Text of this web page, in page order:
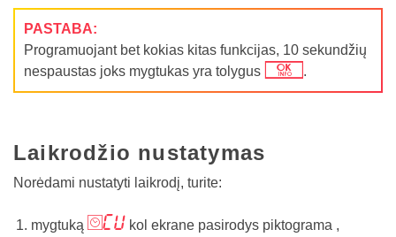
PASTABA:
Programuojant bet kokias kitas funkcijas, 10 sekundžių
nespaustas joks mygtukas yra tolygus j.
Laikrodžio nustatymas
Norėdami nustatyti laikrodį, turite:
mygtuką m, kol ekrane pasirodys piktograma ,